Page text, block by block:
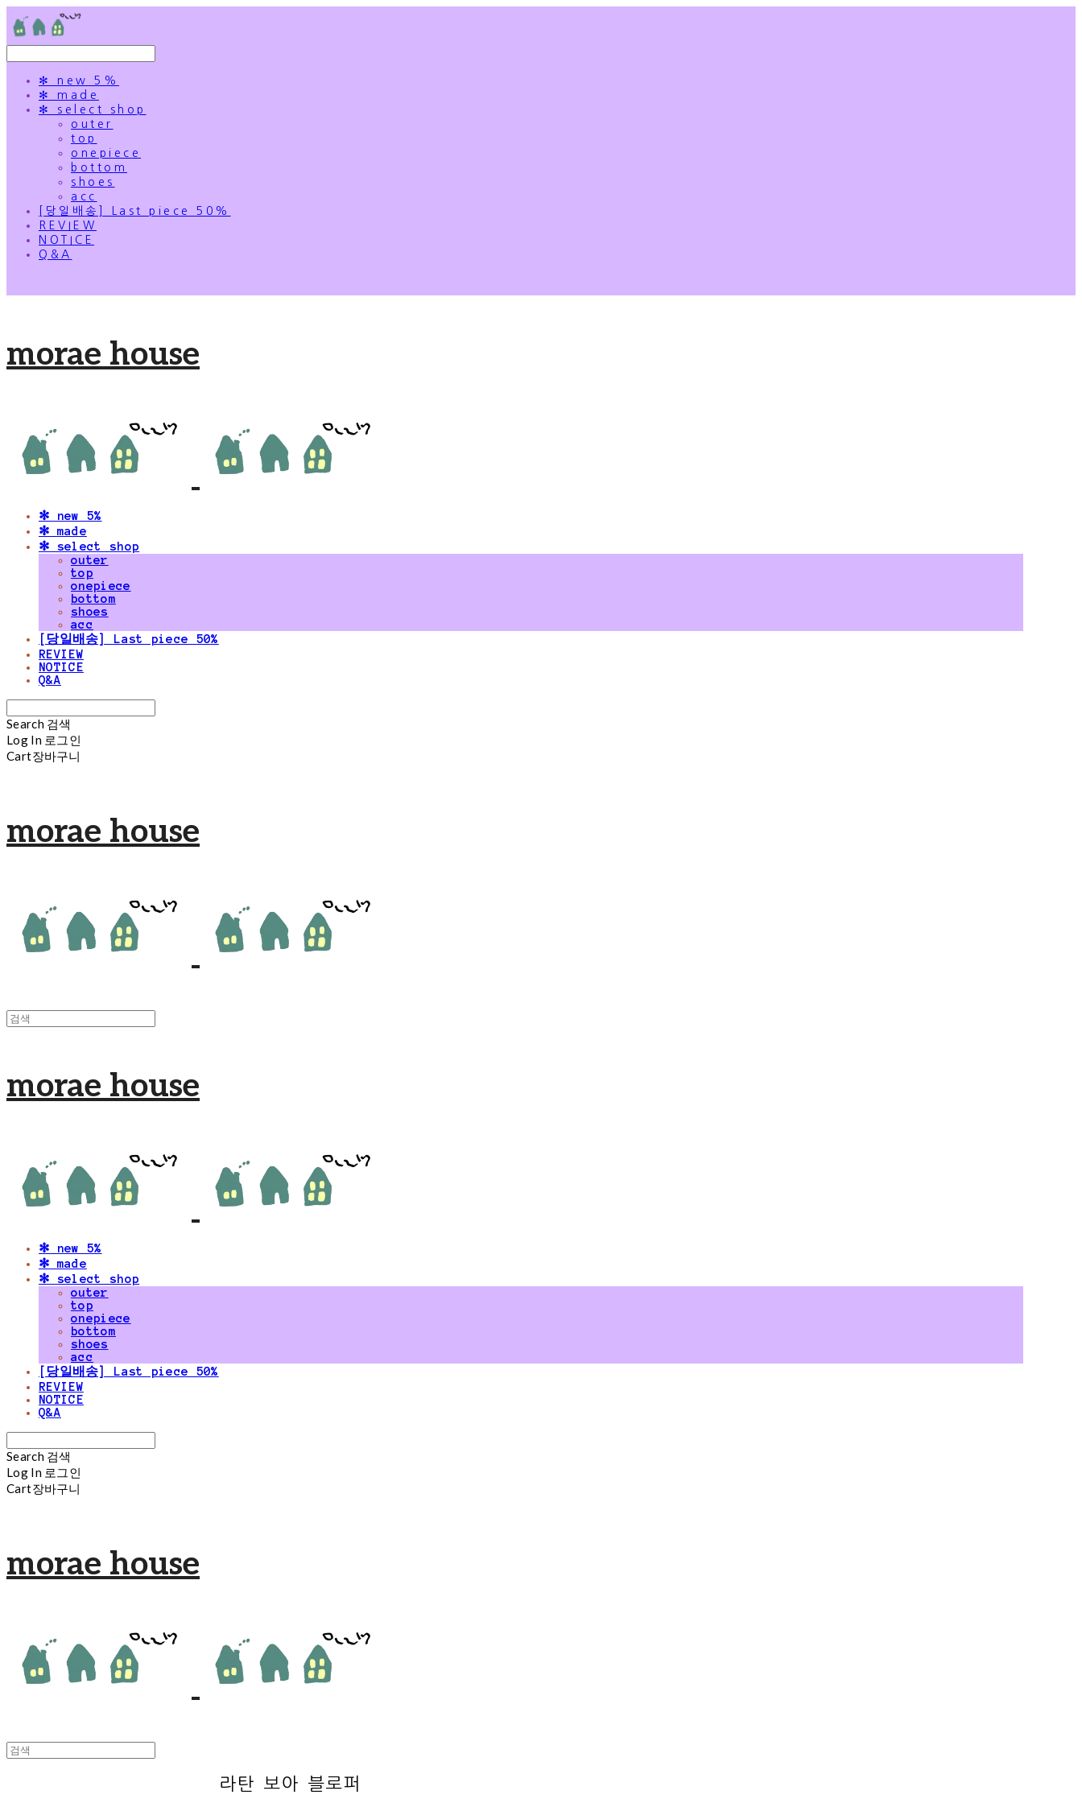
✻ new 5%
✻ made
✻ select shop
outer
top
onepiece
bottom
shoes
acc
[당일배송] Last piece 50%
REVIEW
NOTICE
Q&A
morae house
✻ new 5%
✻ made
✻ select shop
outer
top
onepiece
bottom
shoes
acc
[당일배송] Last piece 50%
REVIEW
NOTICE
Q&A
Search 검색
Log In 로그인
Cart장바구니
morae house
morae house
✻ new 5%
✻ made
✻ select shop
outer
top
onepiece
bottom
shoes
acc
[당일배송] Last piece 50%
REVIEW
NOTICE
Q&A
Search 검색
Log In 로그인
Cart장바구니
morae house
라탄 보아 블로퍼